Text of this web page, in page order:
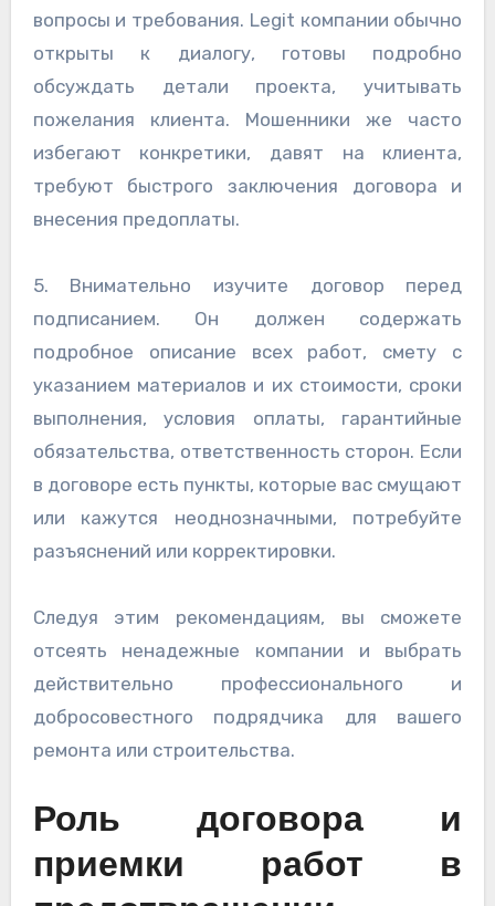
вопросы и требования. Legit компании обычно
открыты к диалогу, готовы подробно
обсуждать детали проекта, учитывать
пожелания клиента. Мошенники же часто
избегают конкретики, давят на клиента,
требуют быстрого заключения договора и
внесения предоплаты.
5. Внимательно изучите договор перед
подписанием. Он должен содержать
подробное описание всех работ, смету с
указанием материалов и их стоимости, сроки
выполнения, условия оплаты, гарантийные
обязательства, ответственность сторон. Если
в договоре есть пункты, которые вас смущают
или кажутся неоднозначными, потребуйте
разъяснений или корректировки.
Следуя этим рекомендациям, вы сможете
отсеять ненадежные компании и выбрать
действительно профессионального и
добросовестного подрядчика для вашего
ремонта или строительства.
Роль договора и
приемки работ в